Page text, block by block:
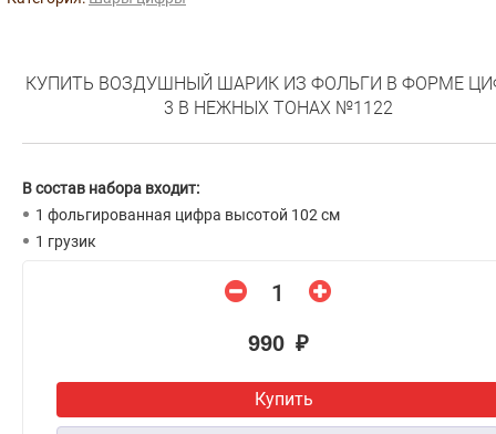
КУПИТЬ ВОЗДУШНЫЙ ШАРИК ИЗ ФОЛЬГИ В ФОРМЕ
3 В НЕЖНЫХ ТОНАХ №1122
В состав набора входит:
1 фольгированная цифра высотой 102 см
1 грузик
990 ₽
Купить